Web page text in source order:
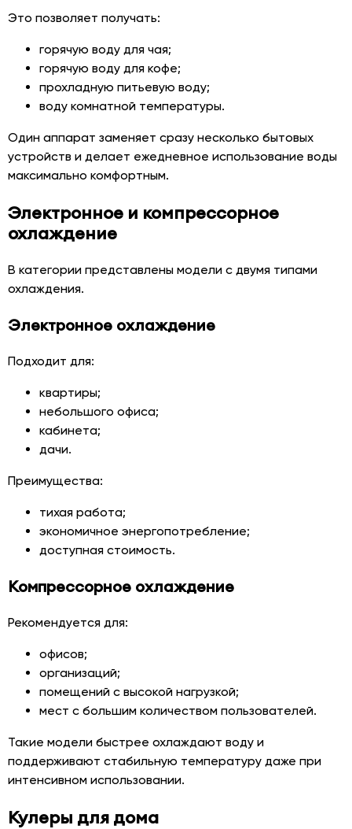
Это позволяет получать:
горячую воду для чая;
горячую воду для кофе;
прохладную питьевую воду;
воду комнатной температуры.
Один аппарат заменяет сразу несколько бытовых
устройств и делает ежедневное использование воды
максимально комфортным.
Электронное и компрессорное
охлаждение
В категории представлены модели с двумя типами
охлаждения.
Электронное охлаждение
Подходит для:
квартиры;
небольшого офиса;
кабинета;
дачи.
Преимущества:
тихая работа;
экономичное энергопотребление;
доступная стоимость.
Компрессорное охлаждение
Рекомендуется для:
офисов;
организаций;
помещений с высокой нагрузкой;
мест с большим количеством пользователей.
Такие модели быстрее охлаждают воду и
поддерживают стабильную температуру даже при
интенсивном использовании.
Кулеры для дома